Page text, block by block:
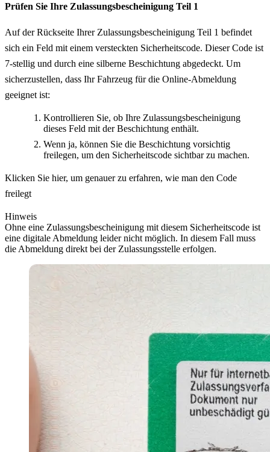
Prüfen Sie Ihre Zulassungsbescheinigung Teil 1
Auf der Rückseite Ihrer Zulassungsbescheinigung Teil 1 befindet
sich ein Feld mit einem versteckten Sicherheitscode. Dieser Code ist
7-stellig und durch eine silberne Beschichtung abgedeckt. Um
sicherzustellen, dass Ihr Fahrzeug für die Online-Abmeldung
geeignet ist:
Kontrollieren Sie, ob Ihre Zulassungsbescheinigung
dieses Feld mit der Beschichtung enthält.
Wenn ja, können Sie die Beschichtung vorsichtig
freilegen, um den Sicherheitscode sichtbar zu machen.
Klicken Sie hier, um genauer zu erfahren, wie man den Code
freilegt
Hinweis
Ohne eine Zulassungsbescheinigung mit diesem Sicherheitscode ist
eine digitale Abmeldung leider nicht möglich. In diesem Fall muss
die Abmeldung direkt bei der Zulassungsstelle erfolgen.